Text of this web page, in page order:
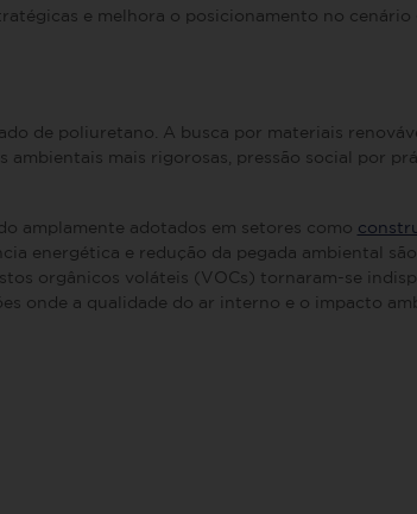
e melhora o posicionamento no cenário
de poliuretano. A busca por materiais
mais rigorosas, pressão social por
amplamente adotados em setores como
energética e redução da pegada ambiental
orgânicos voláteis (VOCs) tornaram-se
onde a qualidade do ar interno e o impacto